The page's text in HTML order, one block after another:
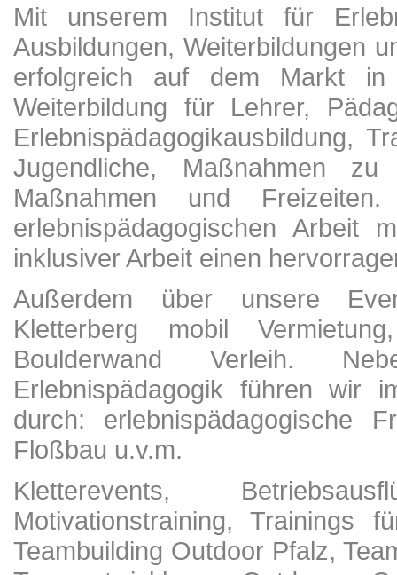
Mit unserem Institut für
Ausbildungen, Weiterbildungen
erfolgreich auf dem Markt in
Weiterbildung für Lehrer,
Erlebnispädagogikausbildung,
Jugendliche, Maßnahmen zu
Maßnahmen und
erlebnispädagogischen Arbeit
inklusiver Arbeit einen
Außerdem über unsere
Kletterberg mobil
Boulderwand Verleih.
Erlebnispädagogik führen wir
durch: erlebnispädagogische
Floßbau u.v.m.
Kletterevents,
Motivationstraining, Trainings
Teambuilding Outdoor Pfalz,